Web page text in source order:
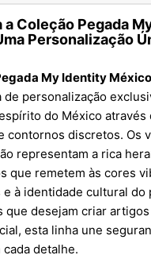
a Coleção Pegada
Personalização
My Identity
personalização
do México através
contornos discretos. Os
representam a rica
que remetem às cores
à identidade cultural do
que desejam criar
esta linha une
detalhe.